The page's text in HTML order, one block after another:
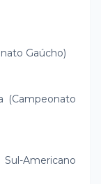
Gaúcho)
(Campeonato
Americano